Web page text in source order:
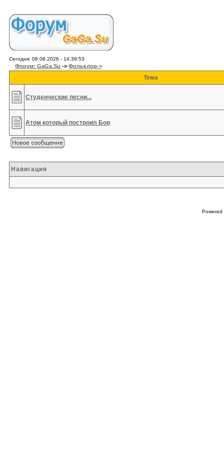
Сегодня: 08.08.2026 - 14:39:53
Форум: GaGa.Su -> Фольклор->
Тема
Студенческие песни...
Атом который построил Бор
Навигация